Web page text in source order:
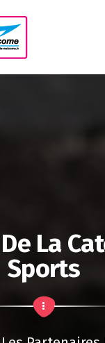
La
Sports